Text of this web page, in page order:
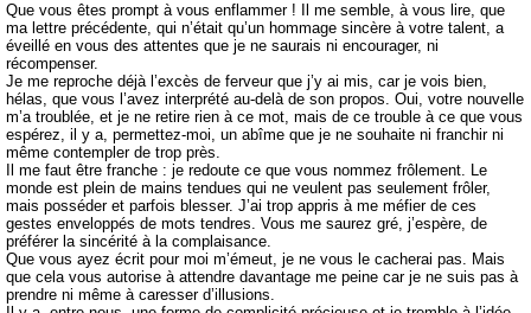
Que vous êtes prompt à vous enflammer ! Il me semble, à vous lire, que
ma lettre précédente, qui n’était qu’un hommage sincère à votre talent, a
éveillé en vous des attentes que je ne saurais ni encourager, ni
récompenser.
Je me reproche déjà l’excès de ferveur que j’y ai mis, car je vois bien,
hélas, que vous l’avez interprété au-delà de son propos. Oui, votre nouvelle
m’a troublée, et je ne retire rien à ce mot, mais de ce trouble à ce que vous
espérez, il y a, permettez-moi, un abîme que je ne souhaite ni franchir ni
même contempler de trop près.
Il me faut être franche : je redoute ce que vous nommez frôlement. Le
monde est plein de mains tendues qui ne veulent pas seulement frôler,
mais posséder et parfois blesser. J’ai trop appris à me méfier de ces
gestes enveloppés de mots tendres. Vous me saurez gré, j’espère, de
préférer la sincérité à la complaisance.
Que vous ayez écrit pour moi m’émeut, je ne vous le cacherai pas. Mais
que cela vous autorise à attendre davantage me peine car je ne suis pas à
prendre ni même à caresser d’illusions.